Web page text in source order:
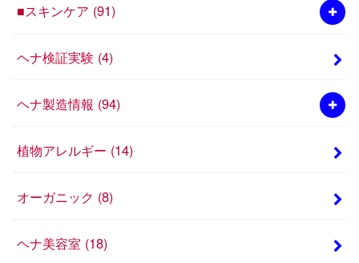
■スキンケア (91)
ヘナ検証実験 (4)
ヘナ製造情報 (94)
植物アレルギー (14)
オーガニック (8)
ヘナ美容室 (18)